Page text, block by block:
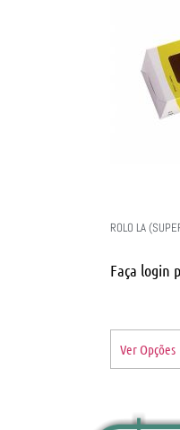
ROLO LA
Faça login
Ver Opções